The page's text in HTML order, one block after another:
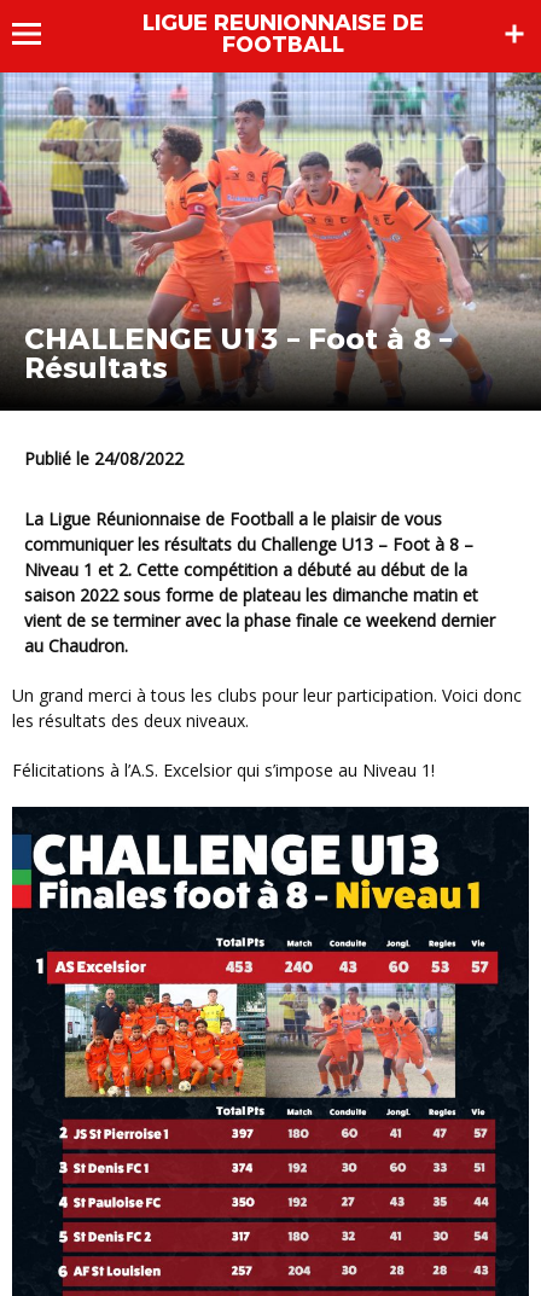
LIGUE REUNIONNAISE DE
FOOTBALL
CHALLENGE U13 – Foot à 8 –
Résultats
Publié le 24/08/2022
La Ligue Réunionnaise de Football a le plaisir de vous
communiquer les résultats du Challenge U13 – Foot à 8 –
Niveau 1 et 2. Cette compétition a débuté au début de la
saison 2022 sous forme de plateau les dimanche matin et
vient de se terminer avec la phase finale ce weekend dernier
au Chaudron.
Un grand merci à tous les clubs pour leur participation. Voici donc
les résultats des deux niveaux.
Félicitations à l’A.S. Excelsior qui s’impose au Niveau 1!